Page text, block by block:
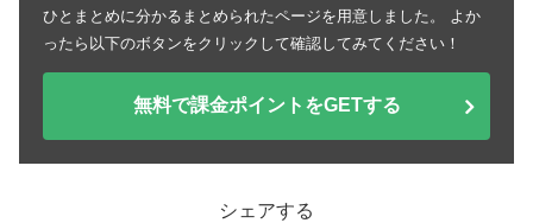
ひとまとめに分かるまとめられたページを用意しました。 よか
ったら以下のボタンをクリックして確認してみてください！
無料で課金ポイントをGETする
シェアする